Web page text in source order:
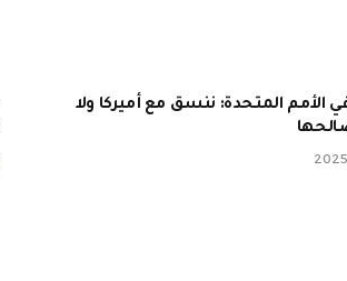
الأمم المتحدة: ننسق مع أميركا ولا